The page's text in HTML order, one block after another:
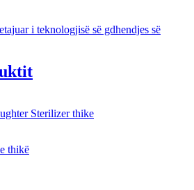
i teknologjisë së gdhendjes së
Sterilizer thike
thikë